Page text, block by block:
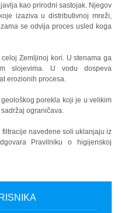
kao prirodni sastojak. Njegov
izaziva u distributivnoj mreži,
se odvija proces usled koga
Zemljinoj kori. U stenama ga
slojevima. U vodu dospeva
erozionih procesa.
porekla koji je u velikim
ograničava.
navedene soli uklanjaju iz
Pravilniku o higijenskoj